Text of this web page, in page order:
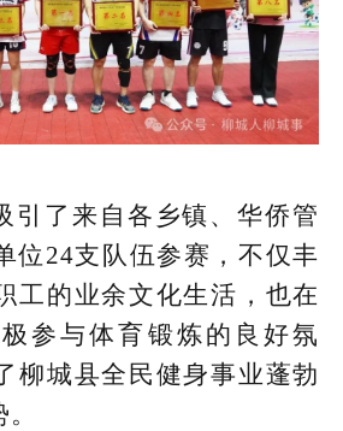
引了来自各乡镇、华侨管
位24支队伍参赛，不仅丰
工的业余文化生活，也在
参与体育锻炼的良好氛
柳城县全民健身事业蓬勃